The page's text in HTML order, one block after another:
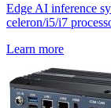
Edge AI inference
celeron/i5/i7
Learn more